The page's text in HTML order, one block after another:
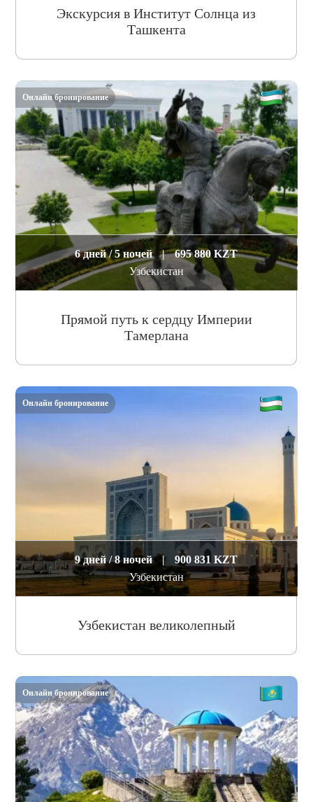
Экскурсия в Институт Солнца из
Ташкента
6 дней / 5 ночей |
695 880 KZT
Узбекистан
Прямой путь к сердцу Империи
Тамерлана
Онлайн бронирование
9 дней / 8 ночей |
900 831 KZT
Узбекистан
Узбекистан великолепный
Онлайн бронирование
Онлайн бронирование